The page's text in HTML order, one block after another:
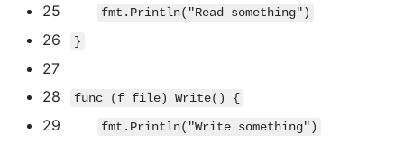
25 fmt . Println( "Read something")
26 }
27
28
func (f file) Write( ) {
29 fmt . Println( "Write something")